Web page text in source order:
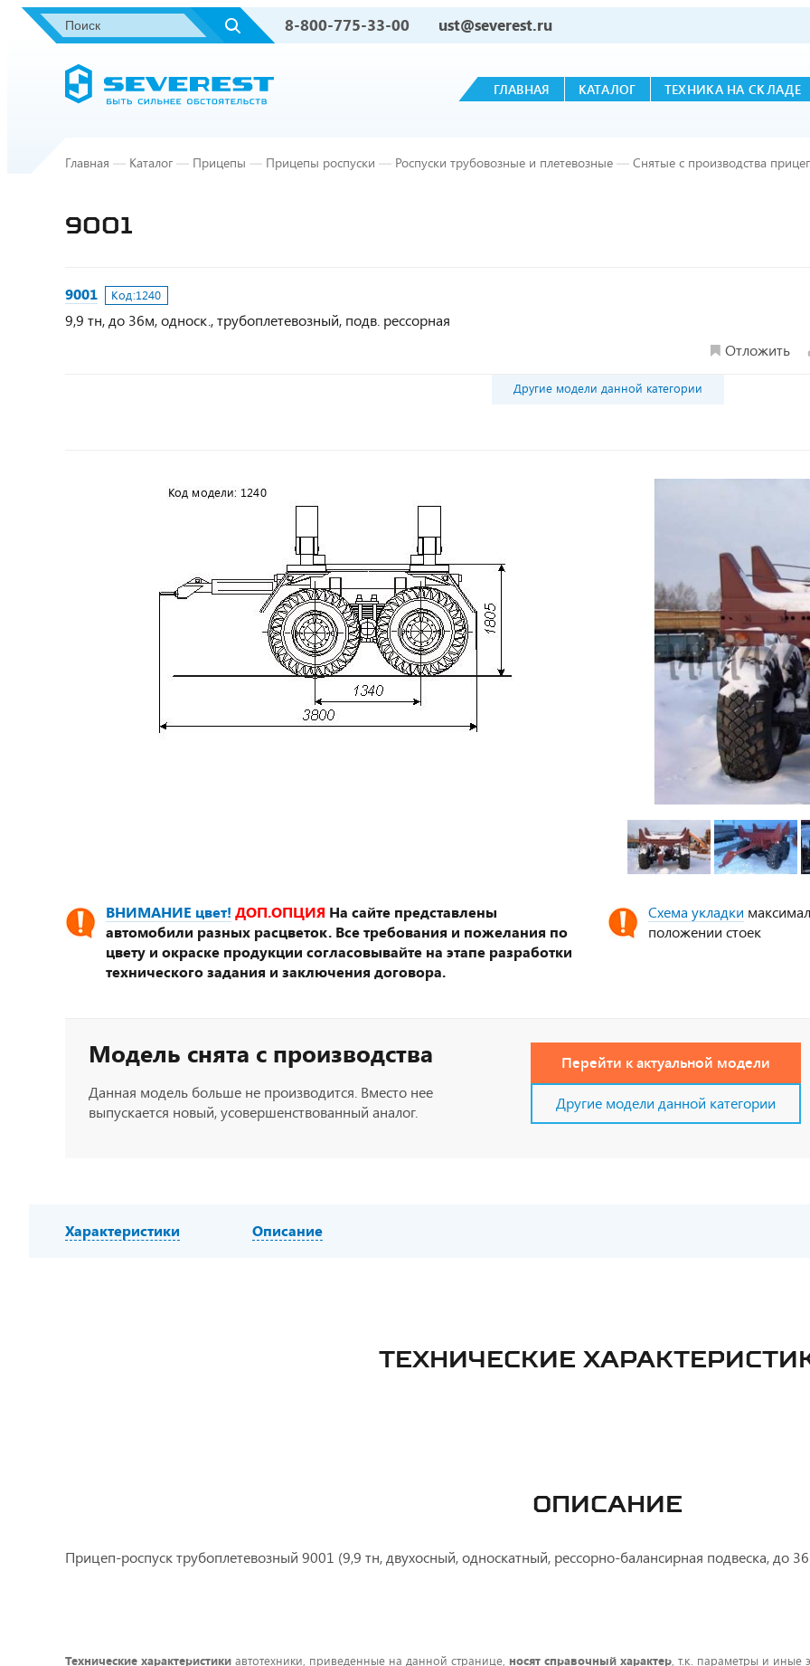
8-800-775-33-00 ust@severest.ru
ГЛАВНАЯ КАТАЛОГ ТЕХНИКА НА СКЛАДЕ
Главная — Каталог — Прицепы — Прицепы роспуски — Роспуски трубовозные и плетевозные — Снятые с производства
9001
9001 Код:1240
9,9 тн, до 36м, односк., трубоплетевозный, подв. рессорная
Отложить
Другие модели данной категории
ВНИМАНИЕ цвет! ДОП.ОПЦИЯ На сайте представлены
автомобили разных расцветок. Все требования и пожелания по
цвету и окраске продукции согласовывайте на этапе разработки
технического задания и заключения договора.
Схема укладки
положении стоек
Модель снята с производства
Данная модель больше не производится. Вместо нее
выпускается новый, усовершенствованный аналог.
Перейти к актуальной модели
Другие модели данной категории
Характеристики Описание
ТЕХНИЧЕСКИЕ
ОПИСАНИЕ
Прицеп-роспуск трубоплетевозный 9001 (9,9 тн, двухосный, односкатный, рессорно-балансирная подвеска, до
Технические характеристики автотехники, приведенные на данной странице, носят справочный характер, т.к. параметры и иные